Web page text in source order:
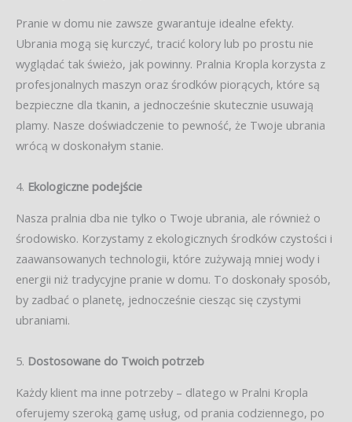
Pranie w domu nie zawsze gwarantuje idealne efekty.
Ubrania mogą się kurczyć, tracić kolory lub po prostu nie
wyglądać tak świeżo, jak powinny. Pralnia Kropla korzysta z
profesjonalnych maszyn oraz środków piorących, które są
bezpieczne dla tkanin, a jednocześnie skutecznie usuwają
plamy. Nasze doświadczenie to pewność, że Twoje ubrania
wrócą w doskonałym stanie.
4. Ekologiczne podejście
Nasza pralnia dba nie tylko o Twoje ubrania, ale również o
środowisko. Korzystamy z ekologicznych środków czystości i
zaawansowanych technologii, które zużywają mniej wody i
energii niż tradycyjne pranie w domu. To doskonały sposób,
by zadbać o planetę, jednocześnie ciesząc się czystymi
ubraniami.
5. Dostosowane do Twoich potrzeb
Każdy klient ma inne potrzeby – dlatego w Pralni Kropla
oferujemy szeroką gamę usług, od prania codziennego, po